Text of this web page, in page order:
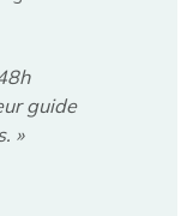
guide
»